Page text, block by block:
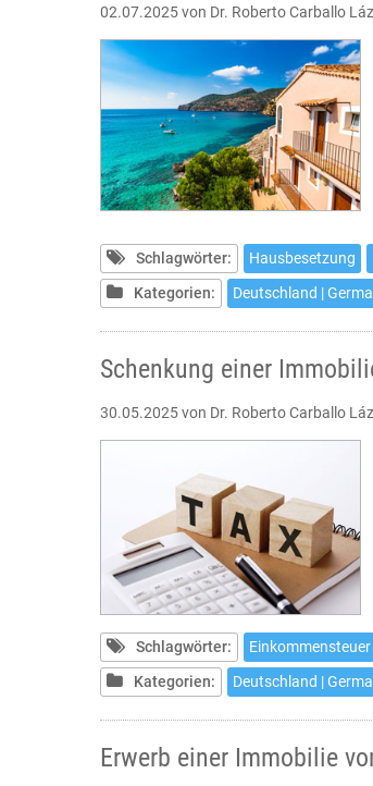
02.07.2025von Dr. Roberto Carballo
Schlagwörter: Hausbesetzung
Kategorien:
Deutschland |
Schenkung einer
30.05.2025von Dr. Roberto Carballo
Schlagwörter: Einkommensteuer
Kategorien:
Deutschland |
Erwerb einer Immobilie